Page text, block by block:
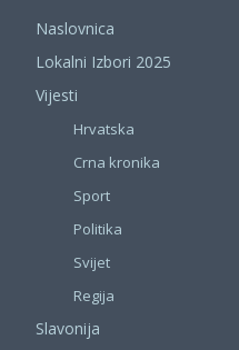
Naslovnica
Lokalni Izbori 2025
Vijesti
Hrvatska
Crna kronika
Sport
Politika
Svijet
Regija
Slavonija